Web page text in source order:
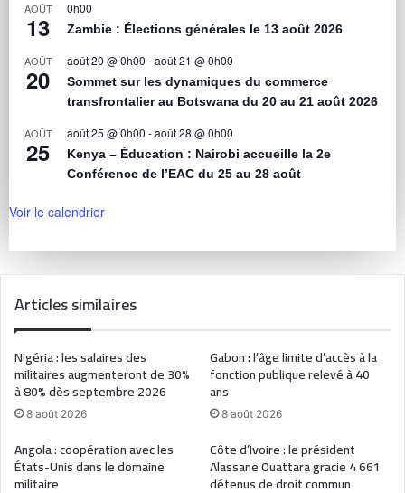
AOÛT
13
0h00
Zambie : Élections générales le 13 août 2026
AOÛT
20
août 20 @ 0h00 -août 21 @ 0h00
Sommet sur les dynamiques du commerce
transfrontalier au Botswana du 20 au 21 août 2026
AOÛT
25
août 25 @ 0h00 -août 28 @ 0h00
Kenya – Éducation : Nairobi accueille la 2e
Conférence de l’EAC du 25 au 28 août
Voir le calendrier
Articles similaires
Nigéria : les salaires des
militaires augmenteront de 30%
à 80% dès septembre 2026
8 août 2026
Gabon : l’âge limite d’accès à la
fonction publique relevé à 40
ans
8 août 2026
Angola : coopération avec les
États-Unis dans le domaine
militaire
Côte d’Ivoire : le président
Alassane Ouattara gracie 4 661
détenus de droit commun